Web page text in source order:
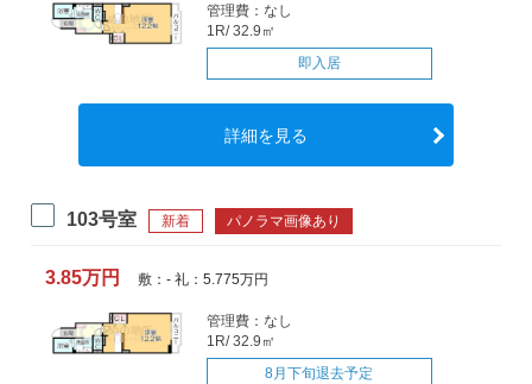
管理費：なし
1R/ 32.9㎡
即入居
詳細を見る
103号室 新着 パノラマ画像あり
3.85万円 敷：- 礼：5.775万円
管理費：なし
1R/ 32.9㎡
8月下旬退去予定